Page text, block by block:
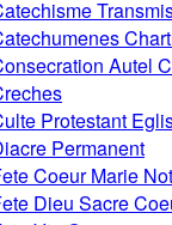
Autel
Protestant
Permanent
Coeur Marie
Dieu Sacre